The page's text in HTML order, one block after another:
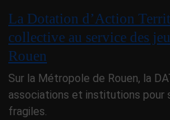
La Dotation d’Action
collective au service des
Rouen
Sur la Métropole de Rouen, la
associations et institutions pour
fragiles.